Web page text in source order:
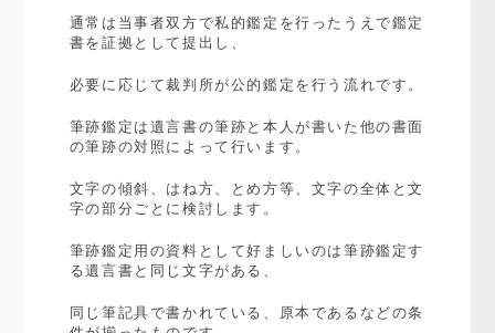
通常は当事者双方で私的鑑定を行ったうえで鑑定
書を証拠として提出し、
必要に応じて裁判所が公的鑑定を行う流れです。
筆跡鑑定は遺言書の筆跡と本人が書いた他の書面
の筆跡の対照によって行います。
文字の傾斜、はね方、とめ方等、文字の全体と文
字の部分ごとに検討します。
筆跡鑑定用の資料として好ましいのは筆跡鑑定す
る遺言書と同じ文字がある、
同じ筆記具で書かれている、原本であるなどの条